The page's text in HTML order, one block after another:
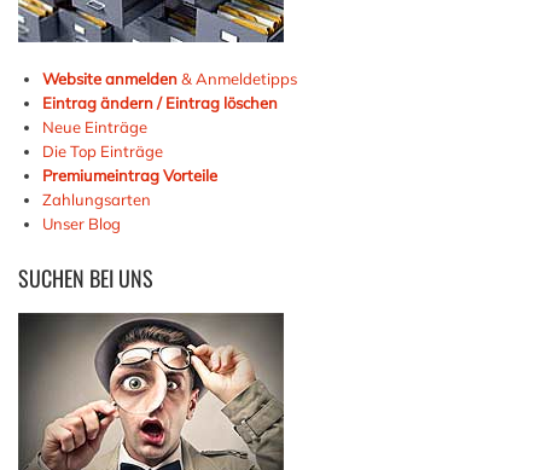
Website anmelden& Anmeldetipps
Eintrag ändern / Eintrag löschen
Neue Einträge
Die Top Einträge
Premiumeintrag Vorteile
Zahlungsarten
Unser Blog
SUCHEN BEI UNS